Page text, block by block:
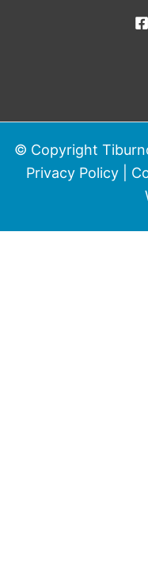
© Copyright
Privacy Policy|